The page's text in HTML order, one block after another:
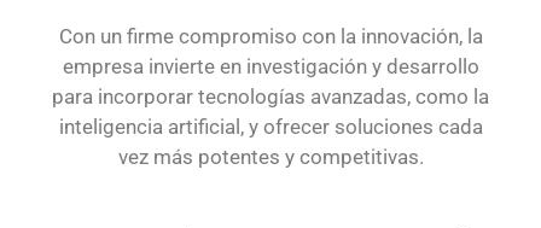
Con un firme compromiso con la innovación, la
empresa invierte en investigación y desarrollo
para incorporar tecnologías avanzadas, como la
inteligencia artificial, y ofrecer soluciones cada
vez más potentes y competitivas.